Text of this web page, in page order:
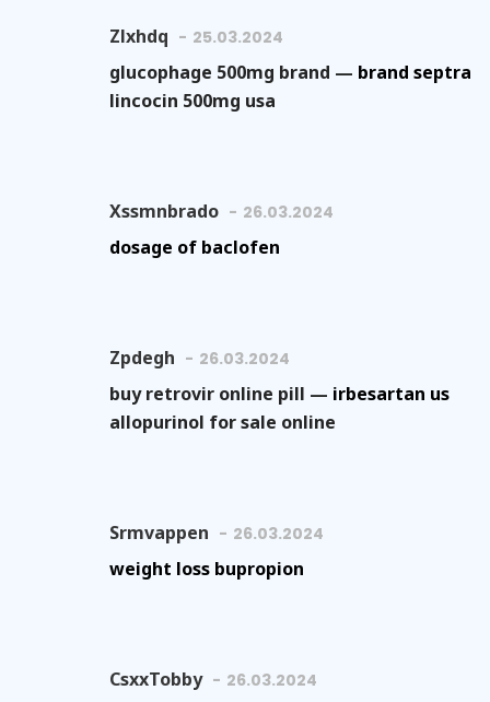
Zlxhdq 25.03.2024
glucophage 500mg brand — brand septra
lincocin 500mg usa
Xssmnbrado 26.03.2024
dosage of baclofen
Zpdegh 26.03.2024
buy retrovir online pill — irbesartan us
allopurinol for sale online
Srmvappen 26.03.2024
weight loss bupropion
CsxxTobby 26.03.2024